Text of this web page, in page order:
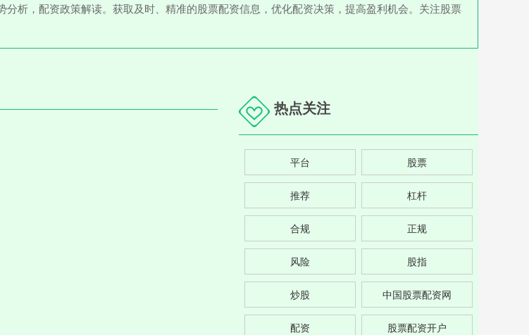
析，配资政策解读。获取及时、精准的股票配资信息，优化配资决策，提高盈利机会。关注股票
热点关注
平台 股票
推荐 杠杆
合规 正规
风险 股指
炒股 中国股票配资网
配资 股票配资开户